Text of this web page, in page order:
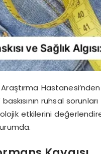
ruhsal
etkilerini